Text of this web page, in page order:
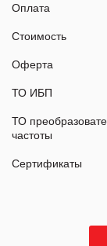
Оплата
Стоимость
Оферта
ТО ИБП
ТО
частоты
Сертификаты